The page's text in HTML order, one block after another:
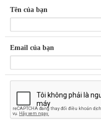
Tên của bạn
Email của bạn